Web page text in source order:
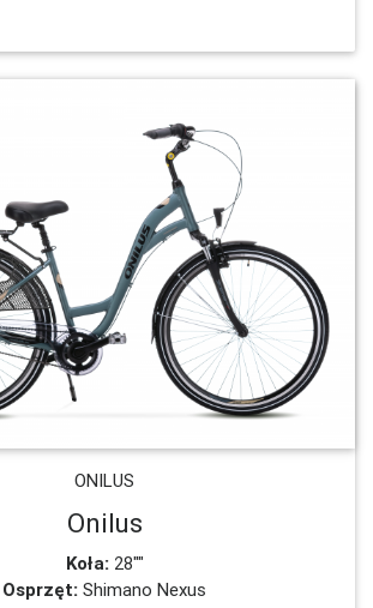
ONILUS
Onilus
Koła: 28""
Osprzęt: Shimano Nexus